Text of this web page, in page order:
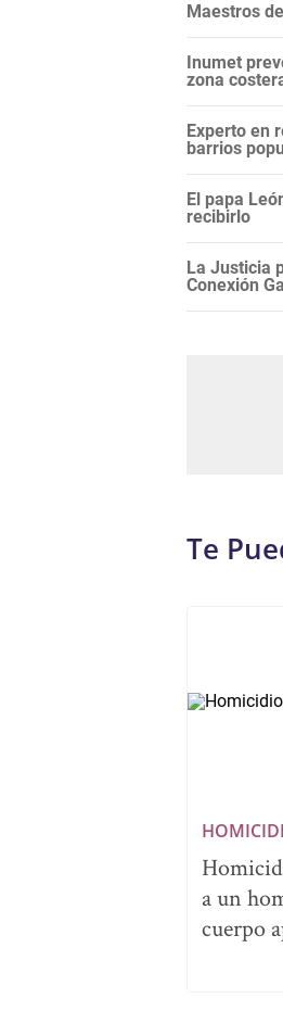
Maestros
Inumet
zona
Experto en
barrios
El papa
recibirlo
La Justicia
Conexión
Te
a un
cuerpo